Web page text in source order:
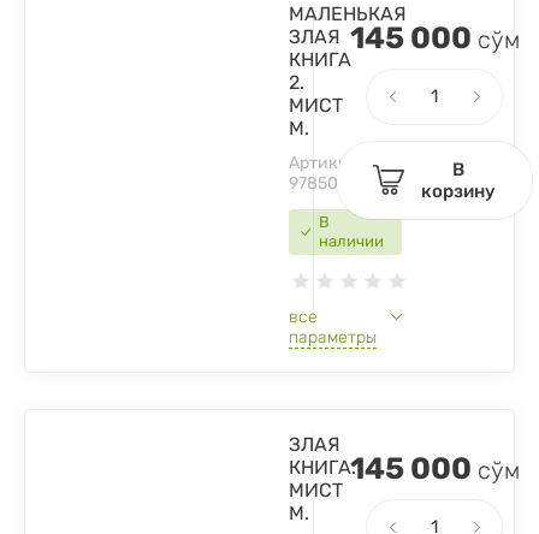
В
наличии
МАЛЕНЬКАЯ
ЗЛАЯ
КНИГА
2.
МИСТ
М.
Артикул:
9785041044961
все
параметры
145 000 сўм
В
корзину
ЗЛАЯ
КНИГА.
МИСТ
М.
145 000 сўм